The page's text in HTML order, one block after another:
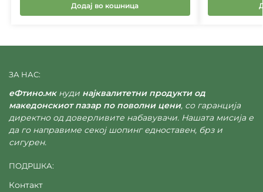
Додај во кошница
ЗА НАС:
еФтино.мкнуди најквалитетни продукти од
македонскиот пазар по поволни цени, со гаранција
директно од доверливите набавувачи. Нашата мисија е
да го направиме секој шопинг едноставен, брз и
сигурен.
ПОДРШКА:
Контакт